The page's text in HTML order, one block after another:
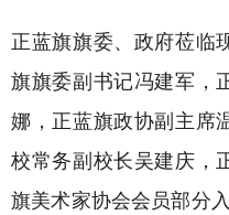
正蓝旗旗委、政府莅临
旗旗委副书记冯建军，
娜，正蓝旗政协副主席
校常务副校长吴建庆，
旗美术家协会会员部分